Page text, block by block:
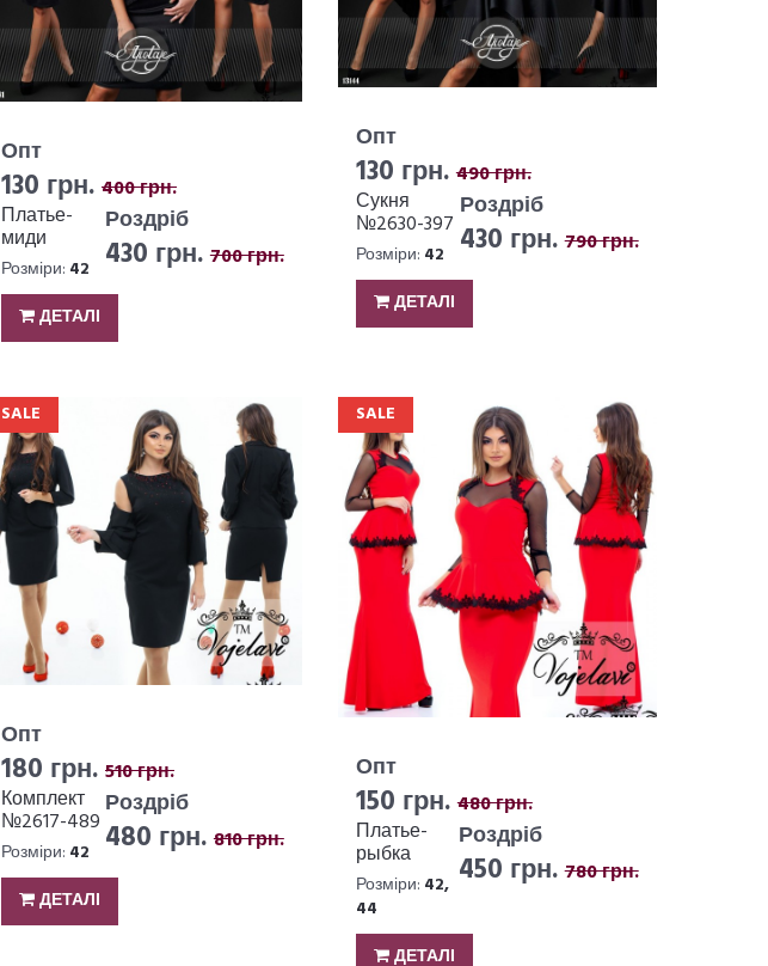
Опт
130 грн. 400 грн.
Роздріб
430 грн. 700 грн.
Платье-
миди
№2688-349
Розміри: 42
ДЕТАЛІ
Опт
130 грн. 490 грн.
Роздріб
430 грн. 790 грн.
Сукня
№2630-397
Розміри: 42
ДЕТАЛІ
SALE
Опт
180 грн. 510 грн.
Роздріб
480 грн. 810 грн.
Комплект
№2617-489
Розміри: 42
ДЕТАЛІ
SALE
Опт
150 грн. 480 грн.
Роздріб
450 грн. 780 грн.
Платье-
рыбка
№2611-534
Розміри: 42,
44
ДЕТАЛІ